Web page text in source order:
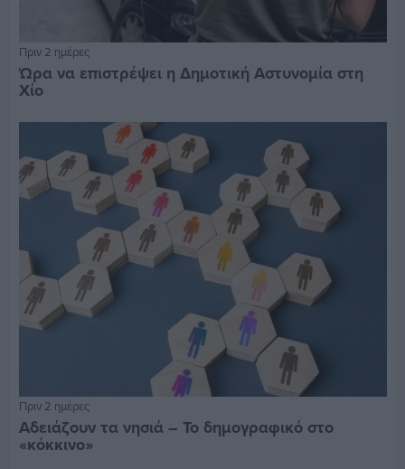
Πριν 2 ημέρες
Ώρα να επιστρέψει η Δημοτική Αστυνομία στη
Χίο
Πριν 2 ημέρες
Αδειάζουν τα νησιά – Το δημογραφικό στο
«κόκκινο»